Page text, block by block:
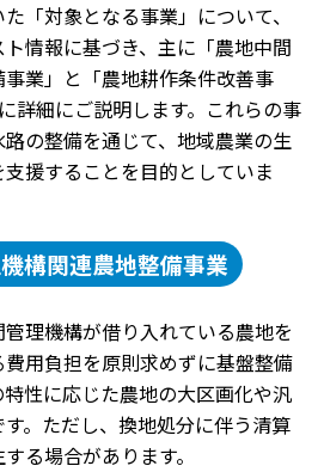
「対象となる事業」について、
情報に基づき、主に「農地中間
業」と「農地耕作条件改善事
詳細にご説明します。これらの事
の整備を通じて、地域農業の生
援することを目的としていま
構関連農地整備事業
理機構が借り入れている農地を
用負担を原則求めずに基盤整備
性に応じた農地の大区画化や汎
。ただし、換地処分に伴う清算
る場合があります。